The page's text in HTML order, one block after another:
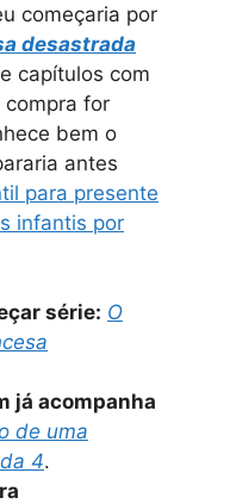
começaria por
desastrada
capítulos com
compra for
bem o
antes
para presente
infantis por
série: O
já acompanha
de uma
4.